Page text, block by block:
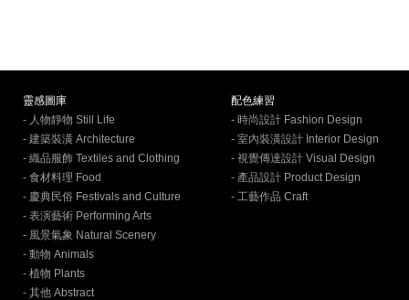
靈感圖庫
- 人物靜物 Still Life
- 建築裝潢 Architecture
- 織品服飾 Textiles and Clothing
- 食材料理 Food
- 慶典民俗 Festivals and Culture
- 表演藝術 Performing Arts
- 風景氣象 Natural Scenery
- 動物 Animals
- 植物 Plants
- 其他 Abstract
配色練習
- 時尚設計 Fashion Design
- 室內裝潢設計 Interior Design
- 視覺傳達設計 Visual Design
- 產品設計 Product Design
- 工藝作品 Craft